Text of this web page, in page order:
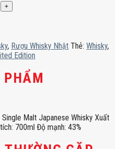
, Rượu Whisky Nhật Thẻ: Whisky,
Edition
Malt Japanese Whisky Xuất
700ml Độ mạnh: 43%